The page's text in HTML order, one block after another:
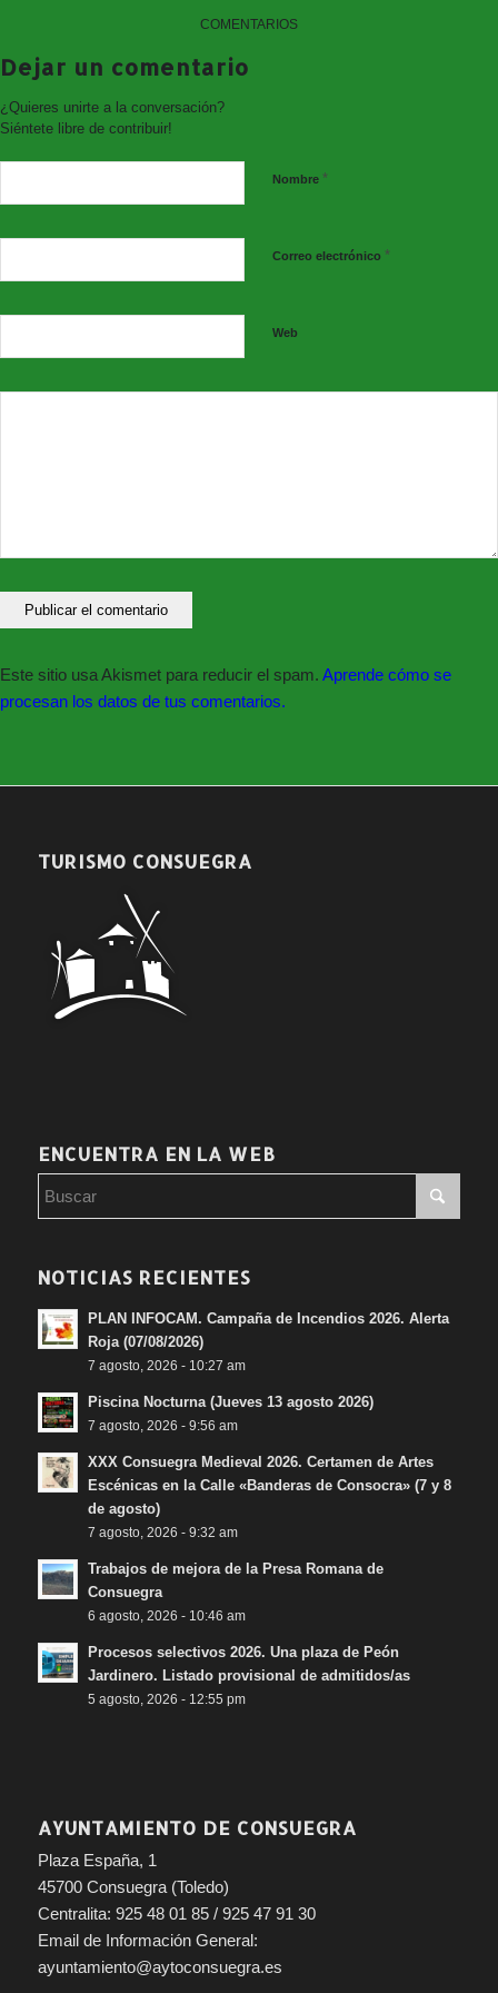
COMENTARIOS
Dejar un comentario
¿Quieres unirte a la conversación?
Siéntete libre de contribuir!
Nombre *
Correo electrónico *
Web
Este sitio usa Akismet para reducir el spam. Aprende cómo se
procesan los datos de tus comentarios.
TURISMO CONSUEGRA
ENCUENTRA EN LA WEB
NOTICIAS RECIENTES
PLAN INFOCAM. Campaña de Incendios 2026. Alerta
Roja (07/08/2026)
7 agosto, 2026 - 10:27 am
Piscina Nocturna (Jueves 13 agosto 2026)
7 agosto, 2026 - 9:56 am
XXX Consuegra Medieval 2026. Certamen de Artes
Escénicas en la Calle «Banderas de Consocra» (7 y 8
de agosto)
7 agosto, 2026 - 9:32 am
Trabajos de mejora de la Presa Romana de
Consuegra
6 agosto, 2026 - 10:46 am
Procesos selectivos 2026. Una plaza de Peón
Jardinero. Listado provisional de admitidos/as
5 agosto, 2026 - 12:55 pm
AYUNTAMIENTO DE CONSUEGRA
Plaza España, 1
45700 Consuegra (Toledo)
Centralita: 925 48 01 85 / 925 47 91 30
Email de Información General:
ayuntamiento@aytoconsuegra.es